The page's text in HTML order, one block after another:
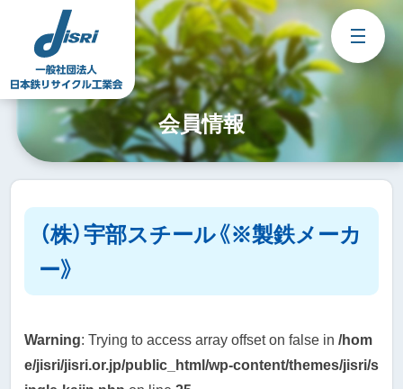
content
会員情報
（株）宇部スチール《※製鉄メーカ
ー》
Warning: Trying to access array offset on false in /hom
e/jisri/jisri.or.jp/public_html/wp-content/themes/jisri/s